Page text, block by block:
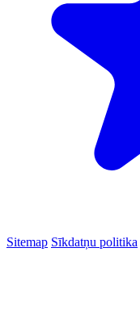
Sitemap Sīkdatņu politika